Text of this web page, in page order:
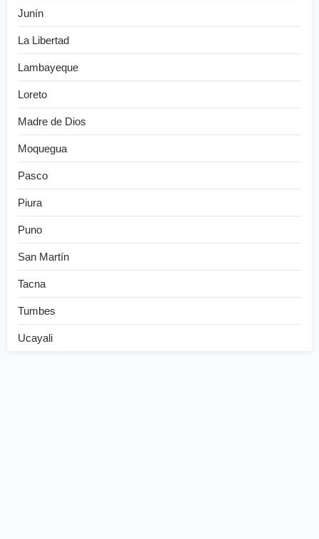
Junín
La Libertad
Lambayeque
Loreto
Madre de Dios
Moquegua
Pasco
Piura
Puno
San Martín
Tacna
Tumbes
Ucayali